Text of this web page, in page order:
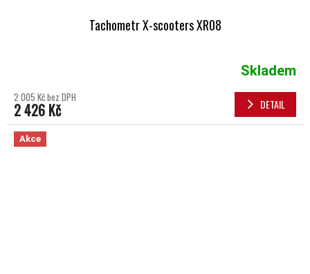
Tachometr X-scooters XR08
Skladem
2 005 Kč bez DPH
2 426 Kč DETAIL
Akce